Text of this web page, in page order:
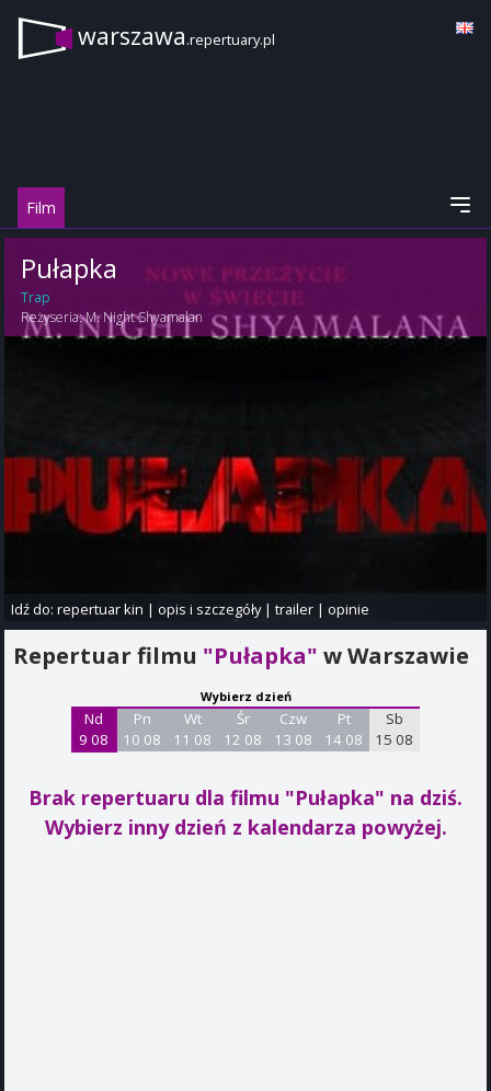
warszawa.repertuary.pl
Film
Pułapka
Trap
Reżyseria:M. Night Shyamalan
Idź do:repertuar kin |opis i szczegóły|trailer |opinie
Repertuar filmu "Pułapka" w Warszawie
Wybierz dzień
Nd
9 08
Pn
10 08
Wt
11 08
Śr
12 08
Czw
13 08
Pt
14 08
Sb
15 08
Brak repertuaru dla filmu "Pułapka" na dziś.
Wybierz inny dzień z kalendarza powyżej.